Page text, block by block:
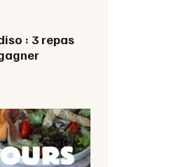
: 3 repas